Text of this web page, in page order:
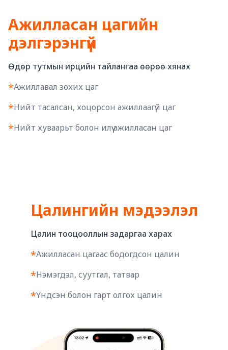
Ажилласан цагийн
дэлгэрэнгүй
Өдөр тутмын ирцийн тайлангаа өөрөө хянах
*Ажиллавал зохих цаг
*Нийт тасалсан, хоцорсон ажиллаагүй цаг
*Нийт хуваарьт болон илүү ажилласан цаг
Цалингийн мэдээлэл
Цалин тооцооллын задаргаа харах
*Ажилласан цагаас бодогдсон цалин
*Нэмэгдэл, суутгал, татвар
*Үндсэн болон гарт олгох цалин